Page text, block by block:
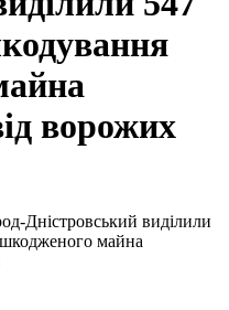
ворожих
Дністровський виділили
майна